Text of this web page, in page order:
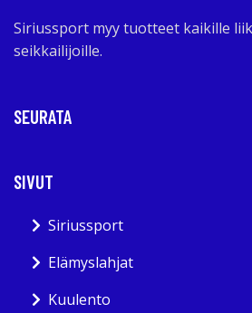
Siriussport myy tuotteet kaikille
seikkailijoille.
SEURATA
SIVUT
Siriussport
Elämyslahjat
Kuulento